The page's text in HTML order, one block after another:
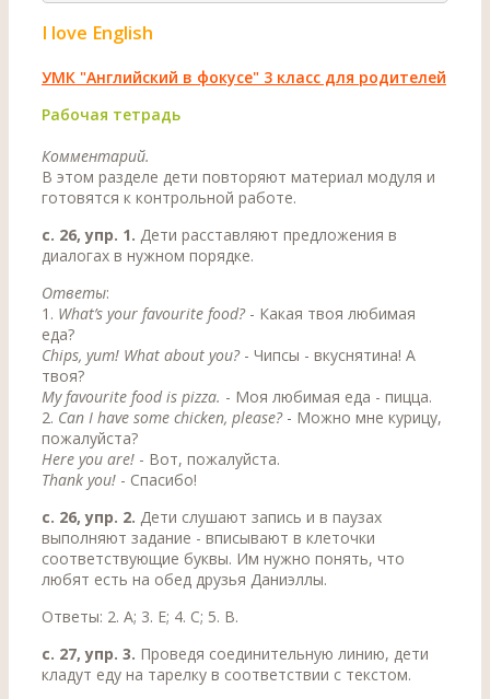
I love English
УМК "Английский в фокусе" 3 класс для родителей
Рабочая тетрадь
Комментарий.
В этом разделе дети повторяют материал модуля и
готовятся к контрольной работе.
с. 26, упр. 1. Дети расставляют предложения в
диалогах в нужном порядке.
Ответы:
1. What’s your favourite food?- Какая твоя любимая
еда?
Chips, yum! What about you?- Чипсы - вкуснятина! А
твоя?
My favourite food is pizza. - Моя любимая еда - пицца.
2. Can I have some chicken, please?- Можно мне курицу,
пожалуйста?
Here you are! - Вот, пожалуйста.
Thank you! - Спасибо!
с. 26, упр. 2. Дети слушают запись и в паузах
выполняют задание - вписывают в клеточки
соответствующие буквы. Им нужно понять, что
любят есть на обед друзья Даниэллы.
Ответы: 2. А; 3. Е; 4. С; 5. В.
с. 27, упр. 3. Проведя соединительную линию, дети
кладут еду на тарелку в соответствии с текстом.